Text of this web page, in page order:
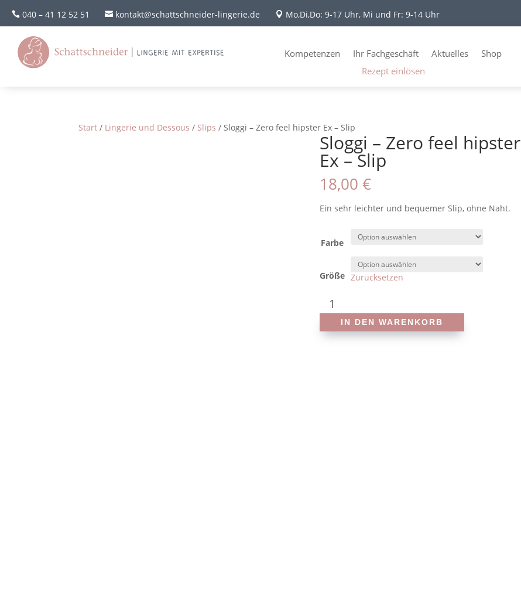
 040 – 41 12 52 51  kontakt@schattschneider-lingerie.de  Mo,Di,Do: 9-17 Uhr, Mi und Fr: 9-14 Uhr
Kompetenzen Ihr Fachgeschäft Aktuelles
Shop
Rezept einlösen
Start / Lingerie und Dessous / Slips / Sloggi – Zero feel hipster Ex – Slip
Sloggi – Zero feel hipster
Ex – Slip
18,00€
Ein sehr leichter und bequemer Slip, ohne Naht.
Farbe
Größe Zurücksetzen
Sloggi
-
IN DEN WARENKORB